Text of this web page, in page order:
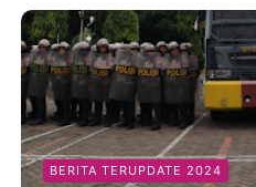
BERITA TERUPDATE 2024